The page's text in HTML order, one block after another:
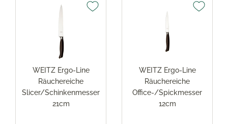
WEITZ Ergo-Line
Räuchereiche
Slicer/Schinkenmesser
21cm
WEITZ Ergo-Line
Räuchereiche
Office-/Spickmesser
12cm